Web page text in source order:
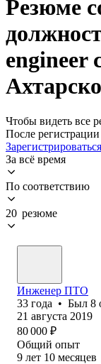
Резюме
engineer
Чтобы видеть все
После
Зарегистрироваться
За всё время
По соответствию
20 резюме
Инженер ПТО
33 года • Был 8
21 августа 2019
80 000 ₽
Общий опыт
9 лет 10 месяцев